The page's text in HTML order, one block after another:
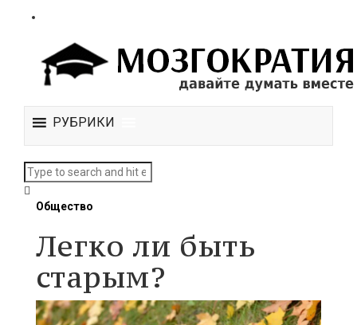
РУБРИКИ
Общество
Легко ли быть
старым?